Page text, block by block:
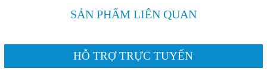
SẢN PHẨM LIÊN QUAN
HỖ TRỢ TRỰC TUYẾN